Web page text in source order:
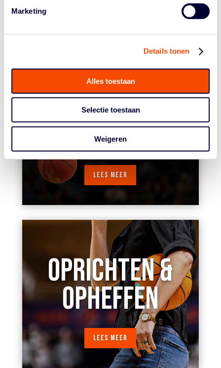
Marketing
Details tonen
Alles toestaan
Selectie toestaan
Weigeren
SPORTAKKOORD
CLUBSUPPORT
LEES MEER
OPRICHTEN &
OPHEFFEN
LEES MEER